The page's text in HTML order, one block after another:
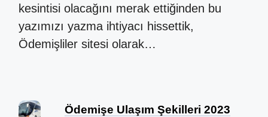
kesintisi olacağını merak ettiğinden bu
yazımızı yazma ihtiyacı hissettik,
Ödemişliler sitesi olarak…
Ödemişe Ulaşım Şekilleri 2023